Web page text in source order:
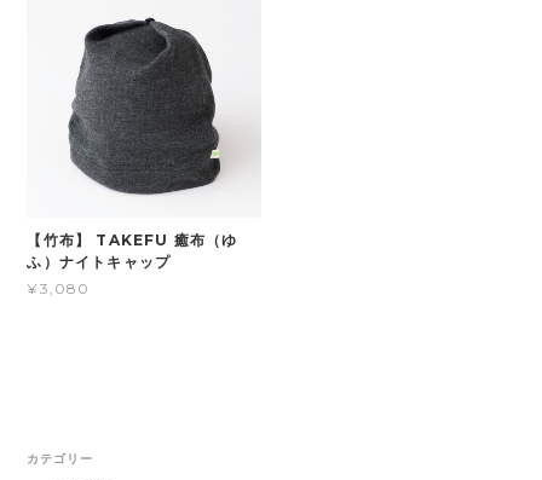
【竹布】 TAKEFU 癒布（ゆ
ふ）ナイトキャップ
¥3,080
カテゴリー